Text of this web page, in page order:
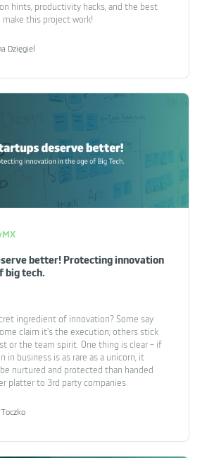
hints, productivity hacks, and the best
this project work!
Dzięgiel
better! Protecting innovation
big tech.
ingredient of innovation? Some say
claim it's the execution; others stick
or the team spirit. One thing is clear - if
in business is as rare as a unicorn, it
nurtured and protected than handed
platter to 3rd party companies.